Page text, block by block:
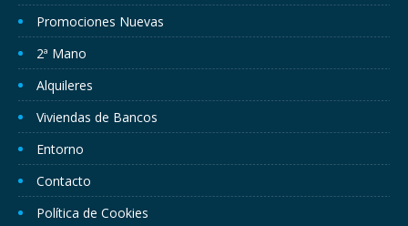
Promociones Nuevas
2ª Mano
Alquileres
Viviendas de Bancos
Entorno
Contacto
Política de Cookies